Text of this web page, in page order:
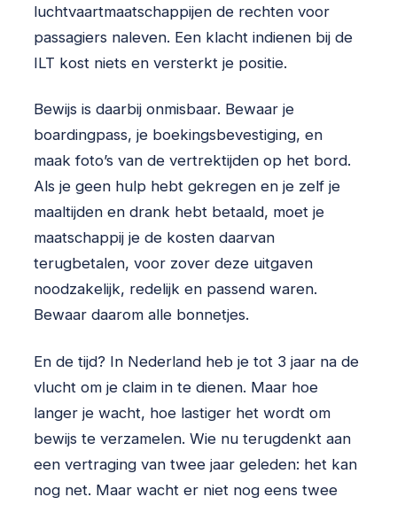
luchtvaartmaatschappijen de rechten voor
passagiers naleven. Een klacht indienen bij de
ILT kost niets en versterkt je positie.
Bewijs is daarbij onmisbaar. Bewaar je
boardingpass, je boekingsbevestiging, en
maak foto’s van de vertrektijden op het bord.
Als je geen hulp hebt gekregen en je zelf je
maaltijden en drank hebt betaald, moet je
maatschappij je de kosten daarvan
terugbetalen, voor zover deze uitgaven
noodzakelijk, redelijk en passend waren.
Bewaar daarom alle bonnetjes.
En de tijd? In Nederland heb je tot 3 jaar na de
vlucht om je claim in te dienen. Maar hoe
langer je wacht, hoe lastiger het wordt om
bewijs te verzamelen. Wie nu terugdenkt aan
een vertraging van twee jaar geleden: het kan
nog net. Maar wacht er niet nog eens twee